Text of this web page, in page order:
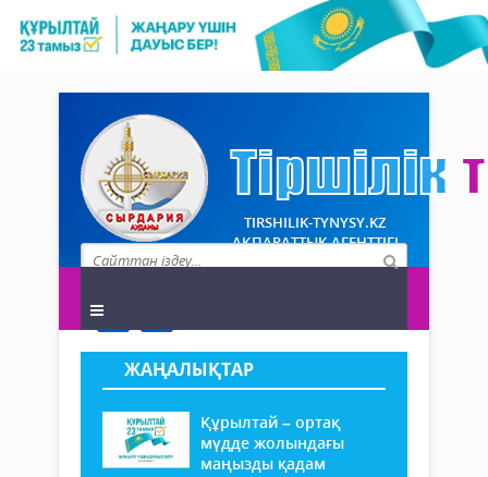
TIRSHILIK-TYNYSY.KZ
АҚПАРАТТЫҚ АГЕНТТІГІ
ЖАҢАЛЫҚТАР
Құрылтай – ортақ
мүдде жолындағы
маңызды қадам